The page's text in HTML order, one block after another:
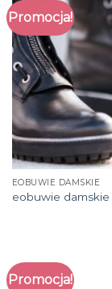
Promocja!
EOBUWIE DAMSKIE
eobuwie damskie
Promocja!